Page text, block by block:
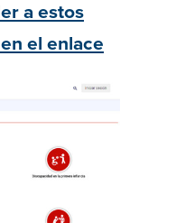
a estos
el enlace